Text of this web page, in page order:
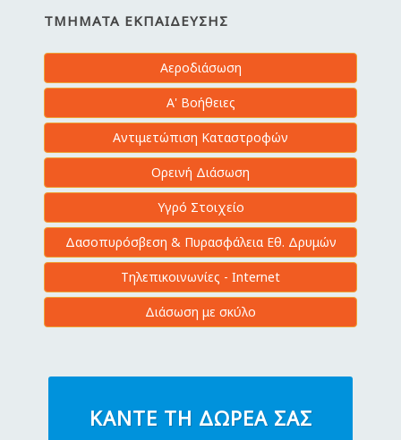
ΤΜΉΜΑΤΑ ΕΚΠΑΊΔΕΥΣΗΣ
Αεροδιάσωση
Α' Βοήθειες
Αντιμετώπιση Καταστροφών
Ορεινή Διάσωση
Υγρό Στοιχείο
Δασοπυρόσβεση & Πυρασφάλεια Εθ. Δρυμών
Τηλεπικοινωνίες - Internet
Διάσωση με σκύλο
ΚΆΝΤΕ ΤΗ ΔΩΡΕΆ ΣΑΣ